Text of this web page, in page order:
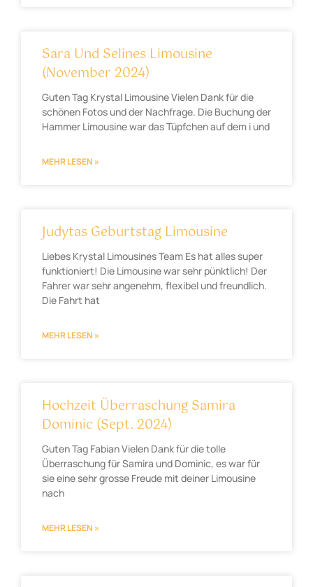
Sara Und Selines Limousine
(November 2024)
Guten Tag Krystal Limousine Vielen Dank für die
schönen Fotos und der Nachfrage. Die Buchung der
Hammer Limousine war das Tüpfchen auf dem i und
MEHR LESEN »
Judytas Geburtstag Limousine
Liebes Krystal Limousines Team Es hat alles super
funktioniert! Die Limousine war sehr pünktlich! Der
Fahrer war sehr angenehm, flexibel und freundlich.
Die Fahrt hat
MEHR LESEN »
Hochzeit Überraschung Samira
Dominic (Sept. 2024)
Guten Tag Fabian Vielen Dank für die tolle
Überraschung für Samira und Dominic, es war für
sie eine sehr grosse Freude mit deiner Limousine
nach
MEHR LESEN »